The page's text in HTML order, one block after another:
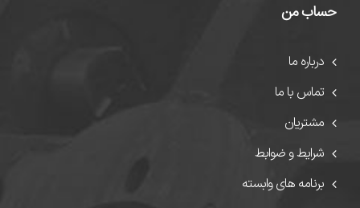
حساب من
درباره ما
تماس با ما
مشتریان
شرایط و ضوابط
برنامه های وابسته